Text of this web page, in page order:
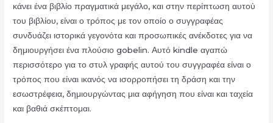
κάνει ένα βιβλίο πραγματικά μεγάλο, και στην περίπτωση αυτού
του βιβλίου, είναι ο τρόπος με τον οποίο ο συγγραφέας
συνδυάζει ιστορικά γεγονότα και προσωπικές ανέκδοτες για να
δημιουργήσει ένα πλούσιο gobelin. Αυτό kindle αγαπώ
περισσότερο για το στυλ γραφής αυτού του συγγραφέα είναι ο
τρόπος που είναι ικανός να ισορροπήσει τη δράση και την
εσωστρέφεια, δημιουργώντας μια αφήγηση που είναι και ταχεία
και βαθιά σκέπτομαι.